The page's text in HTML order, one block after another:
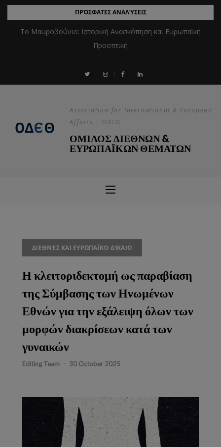
ΠΡΌΣΦΑΤΕΣ ΑΝΑΛΎΣΕΙΣ
Το Μαυροβούνιο: Ιστορική Ανασκόπηση και Ευρωπαϊκή
Προοπτική
Association for International & European
Affairs | ΟΔΕΘ
ΟΜΙΛΟΣ ΔΙΕΘΝΩΝ &
ΕΥΡΩΠΑΪΚΩΝ ΘΕΜΑΤΩΝ
ΔΙΕΘΝΈΣ ΚΑΙ ΕΥΡΩΠΑΪΚΌ ΔΊΚΑΙΟ
Η κλειτοριδεκτομή ως παραβίαση
της Σύμβασης των Ηνωμένων
Εθνών για την εξάλειψη όλων των
μορφών διακρίσεων κατά των
γυναικών
Editing Team - 30 October 2025